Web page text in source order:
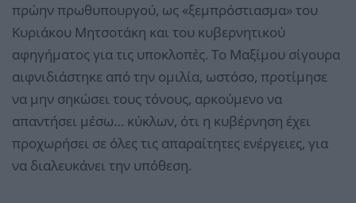
πρώην πρωθυπουργού, ως «ξεμπρόστιασμα» του
Κυριάκου Μητσοτάκη και του κυβερνητικού
αφηγήματος για τις υποκλοπές. Το Μαξίμου σίγουρα
αιφνιδιάστηκε από την ομιλία, ωστόσο, προτίμησε
να μην σηκώσει τους τόνους, αρκούμενο να
απαντήσει μέσω… κύκλων, ότι η κυβέρνηση έχει
προχωρήσει σε όλες τις απαραίτητες ενέργειες, για
να διαλευκάνει την υπόθεση.